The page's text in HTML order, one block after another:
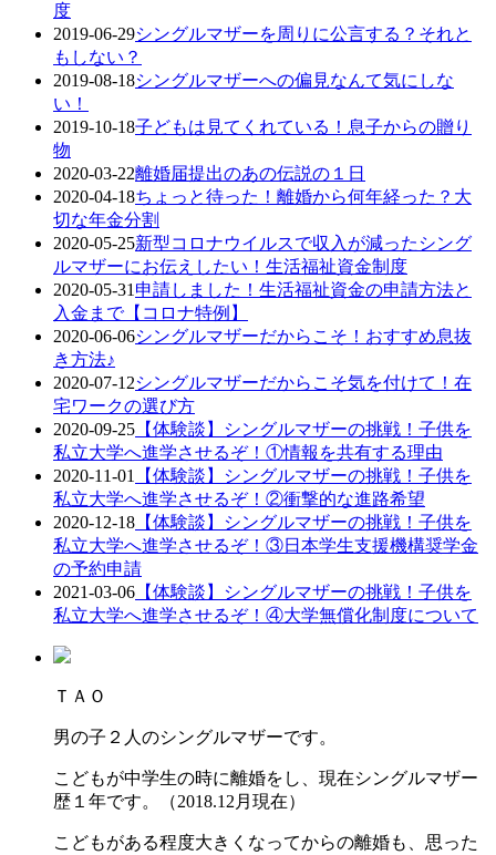
度
2019-06-29シングルマザーを周りに公言する？それと
もしない？
2019-08-18シングルマザーへの偏見なんて気にしな
い！
2019-10-18子どもは見てくれている！息子からの贈り
物
2020-03-22離婚届提出のあの伝説の１日
2020-04-18ちょっと待った！離婚から何年経った？大
切な年金分割
2020-05-25新型コロナウイルスで収入が減ったシング
ルマザーにお伝えしたい！生活福祉資金制度
2020-05-31 申請しました！生活福祉資金の申請方法と
入金まで【コロナ特例】
2020-06-06シングルマザーだからこそ！おすすめ息抜
き方法♪
2020-07-12シングルマザーだからこそ気を付けて！在
宅ワークの選び方
2020-09-25 【体験談】シングルマザーの挑戦！子供を
私立大学へ進学させるぞ！①情報を共有する理由
2020-11-01
【体験談】シングルマザーの挑戦！子供を
私立大学へ進学させるぞ！②衝撃的な進路希望
2020-12-18 【体験談】シングルマザーの挑戦！子供を
私立大学へ進学させるぞ！③日本学生支援機構奨学金
の予約申請
2021-03-06 【体験談】シングルマザーの挑戦！子供を
私立大学へ進学させるぞ！④大学無償化制度について
ＴＡＯ
男の子２人のシングルマザーです。
こどもが中学生の時に離婚をし、現在シングルマザー
歴１年です。（2018.12月現在）
こどもがある程度大きくなってからの離婚も、思った